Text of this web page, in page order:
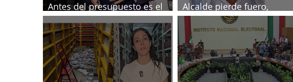
Antes del presupuesto es el
Tesorero: Heriberto
Alcalde pierde fuero,
investigado por muerte de
periodista